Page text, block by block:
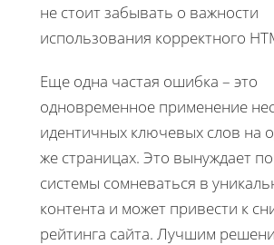
не стоит забывать о важности
использования корректного
Еще одна частая ошибка – это
одновременное применение
идентичных ключевых слов на
же страницах. Это вынуждает
системы сомневаться в
контента и может привести к
рейтинга сайта. Лучшим